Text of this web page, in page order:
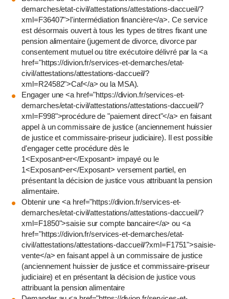
demarches/etat-civil/attestations/attestations-daccueil/?
xml=F36407">l'intermédiation financière</a>. Ce service
est désormais ouvert à tous les types de titres fixant une
pension alimentaire (jugement de divorce, divorce par
consentement mutuel ou titre exécutoire délivré par la <a
href="https://divion.fr/services-et-demarches/etat-
civil/attestations/attestations-daccueil/?
xml=R24582">Caf</a> ou la MSA).
Engager une <a href="https://divion.fr/services-et-
demarches/etat-civil/attestations/attestations-daccueil/?
xml=F998">procédure de "paiement direct"</a> en faisant
appel à un commissaire de justice (anciennement huissier
de justice et commissaire-priseur judiciaire). Il est possible
d'engager cette procédure dès le
1<Exposant>er</Exposant> impayé ou le
1<Exposant>er</Exposant> versement partiel, en
présentant la décision de justice vous attribuant la pension
alimentaire.
Obtenir une <a href="https://divion.fr/services-et-
demarches/etat-civil/attestations/attestations-daccueil/?
xml=F1850">saisie sur compte bancaire</a> ou <a
href="https://divion.fr/services-et-demarches/etat-
civil/attestations/attestations-daccueil/?xml=F1751">saisie-
vente</a> en faisant appel à un commissaire de justice
(anciennement huissier de justice et commissaire-priseur
judiciaire) et en présentant la décision de justice vous
attribuant la pension alimentaire